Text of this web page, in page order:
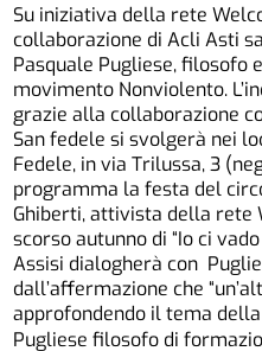
Su iniziativa della rete
collaborazione di Acli Asti
Pasquale Pugliese, filosofo
movimento Nonviolento.
grazie alla collaborazione
San fedele si svolgerà nei
Fedele, in via Trilussa, 3
programma la festa del
Ghiberti, attivista della
scorso autunno di “Io ci
Assisi dialogherà con
dall’affermazione che
approfondendo il tema
Pugliese filosofo di